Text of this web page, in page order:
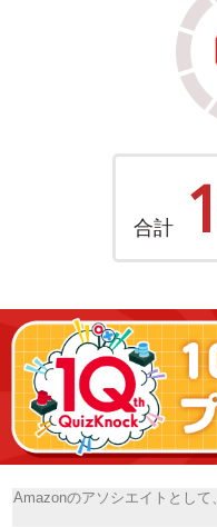
合計
Amazonのアソシエイトとし